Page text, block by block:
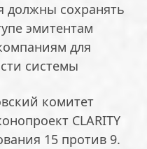
должны сохранять
эмитентам
для
системы
комитет
CLARITY
15 против 9.